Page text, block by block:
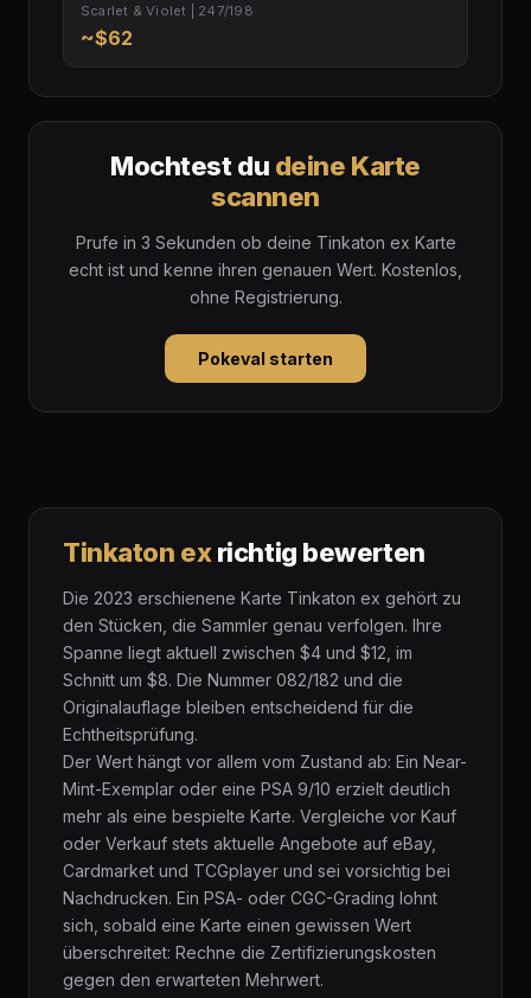
Scarlet & Violet | 247/198
~$62
Mochtest du deine Karte
scannen
Prufe in 3 Sekunden ob deine Tinkaton ex Karte
echt ist und kenne ihren genauen Wert. Kostenlos,
ohne Registrierung.
Pokeval starten
Tinkaton exrichtig bewerten
Die 2023 erschienene Karte Tinkaton ex gehört zu
den Stücken, die Sammler genau verfolgen. Ihre
Spanne liegt aktuell zwischen $4 und $12, im
Schnitt um $8. Die Nummer 082/182 und die
Originalauflage bleiben entscheidend für die
Echtheitsprüfung.
Der Wert hängt vor allem vom Zustand ab: Ein Near-
Mint-Exemplar oder eine PSA 9/10 erzielt deutlich
mehr als eine bespielte Karte. Vergleiche vor Kauf
oder Verkauf stets aktuelle Angebote auf eBay,
Cardmarket und TCGplayer und sei vorsichtig bei
Nachdrucken. Ein PSA- oder CGC-Grading lohnt
sich, sobald eine Karte einen gewissen Wert
überschreitet: Rechne die Zertifizierungskosten
gegen den erwarteten Mehrwert.